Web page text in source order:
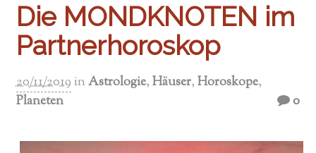
Die MONDKNOTEN im
Partnerhoroskop
20/11/2019 inAstrologie,Häuser,Horoskope,
Planeten
0